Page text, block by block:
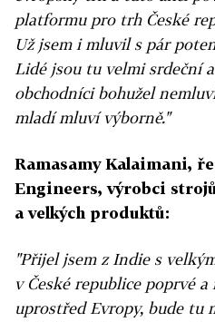
platformu pro trh České
Už jsem i mluvil s pár
Lidé jsou tu velmi srdeční
obchodníci bohužel
mladí mluví výborně."
Ramasamy Kalaimani,
Engineers, výrobci
a velkých produktů:
"Přijel jsem z Indie s
v České republice poprvé
uprostřed Evropy, bude tu